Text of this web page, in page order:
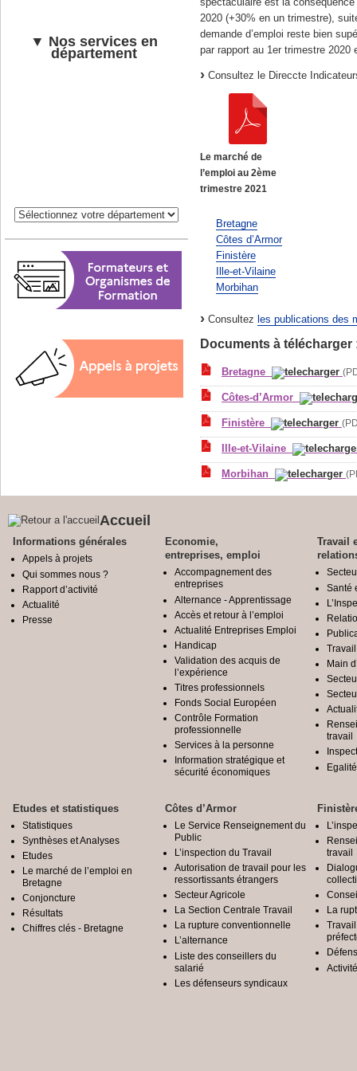
▼ Nos services en
département
2020 (+30% en un trimestre),
demande d’emploi reste bien
par rapport au 1er trimestre 2020
Consultez le Direccte
Le marché de
l’emploi au 2ème
trimestre 2021
Bretagne
Côtes d’Armor
Finistère
Ille-et-Vilaine
Morbihan
Consultez les publications des
Documents à télécharger
Bretagne
Côtes-d’Armor
Finistère
Ille-et-Vilaine
Morbihan
Accueil
Informations générales
Appels à projets
Qui sommes nous ?
Rapport d’activité
Actualité
Presse
Economie,
entreprises, emploi
Accompagnement des
entreprises
Alternance - Apprentissage
Accès et retour à l’emploi
Actualité Entreprises Emploi
Handicap
Validation des acquis de
l’expérience
Titres professionnels
Fonds Social Européen
Contrôle Formation
professionnelle
Services à la personne
Information stratégique et
sécurité économiques
Travail
Santé
Main
travail
Etudes et statistiques
Statistiques
Synthèses et Analyses
Etudes
Le marché de l’emploi en
Bretagne
Conjoncture
Résultats
Chiffres clés - Bretagne
Côtes d’Armor
Le Service Renseignement du
Public
L’inspection du Travail
Autorisation de travail pour les
ressortissants étrangers
Secteur Agricole
La Section Centrale Travail
La rupture conventionnelle
L’alternance
Liste des conseillers du
salarié
Les défenseurs syndicaux
travail
La